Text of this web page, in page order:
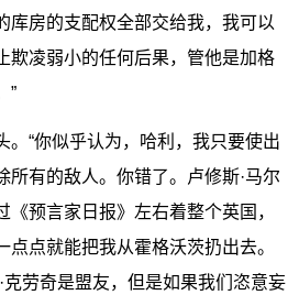
库房的支配权全部交给我，我可以
欺凌弱小的任何后果，管他是加格
”
。“你似乎认为，哈利，我只要使出
所有的敌人。你错了。卢修斯·马尔
预言家日报》左右着整个英国，
点就能把我从霍格沃茨扔出去。
克劳奇是盟友，但是如果我们恣意妄